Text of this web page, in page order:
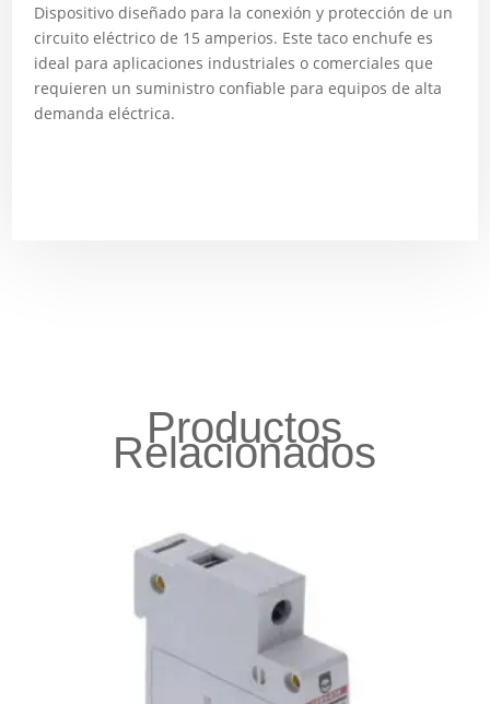
Dispositivo diseñado para la conexión y protección de un
circuito eléctrico de 15 amperios. Este taco enchufe es
ideal para aplicaciones industriales o comerciales que
requieren un suministro confiable para equipos de alta
demanda eléctrica.
Productos
Relacionados